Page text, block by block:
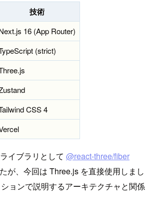
技術
16 (App Router)
(strict)
CSS 4
イブラリとして @react-three/fiber
が、今回は Three.js を直接使用しまし
ョンで説明するアーキテクチャと関係